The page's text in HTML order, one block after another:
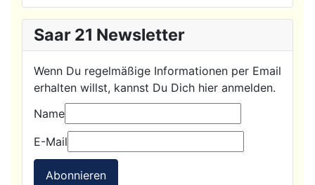
Saar 21 Newsletter
Wenn Du regelmäßige Informationen per Email
erhalten willst, kannst Du Dich hier anmelden.
Name
E-Mail
Abonnieren